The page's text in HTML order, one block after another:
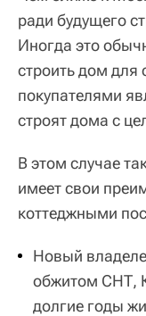
ради будущего
Иногда это
строить дом для
покупателями
строят дома с
В этом случае
имеет свои
коттеджными
Новый
обжитом СНТ,
долгие годы